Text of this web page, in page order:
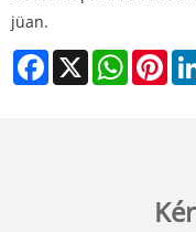
jüan.
Facebook
X WhatsApp